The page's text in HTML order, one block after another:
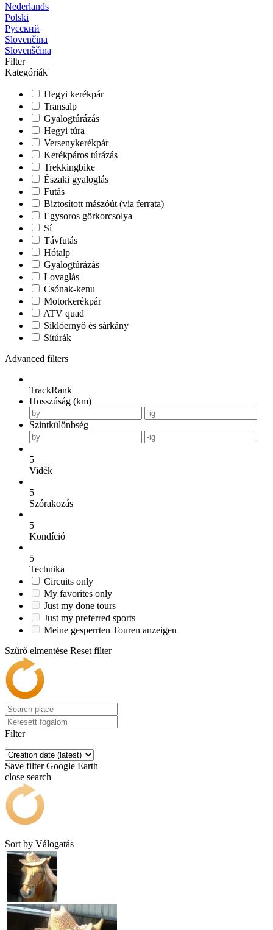
Nederlands
Polski
Русский
Slovenčina
Slovenščina
Filter
Kategóriák
Hegyi kerékpár
Transalp
Gyalogtúrázás
Hegyi túra
Versenykerékpár
Kerékpáros túrázás
Trekkingbike
Északi gyaloglás
Futás
Biztosított mászóút (via ferrata)
Egysoros görkorcsolya
Sí
Távfutás
Hótalp
Gyalogtúrázás
Lovaglás
Csónak-kenu
Motorkerékpár
ATV quad
Siklóernyő és sárkány
Sítúrák
Advanced filters
TrackRank
Hosszúság (km)
Szintkülönbség
5
Vidék
5
Szórakozás
5
Kondíció
5
Technika
Circuits only
My favorites only
Just my done tours
Just my preferred sports
Meine gesperrten Touren anzeigen
Szűrő elmentése Reset filter
Filter
Save filter Google Earth
close search
Sort by Válogatás